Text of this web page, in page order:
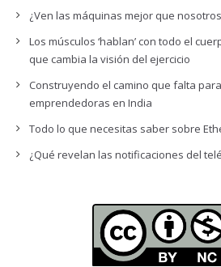
¿Ven las máquinas mejor que
Los músculos ‘hablan’ con todo el
que cambia la visión del ejercicio
Construyendo el camino que falta
emprendedoras en India
Todo lo que necesitas saber sobre
¿Qué revelan las notificaciones del